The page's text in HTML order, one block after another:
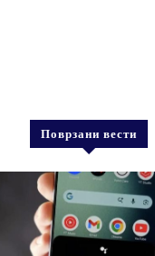
Поврзани вести